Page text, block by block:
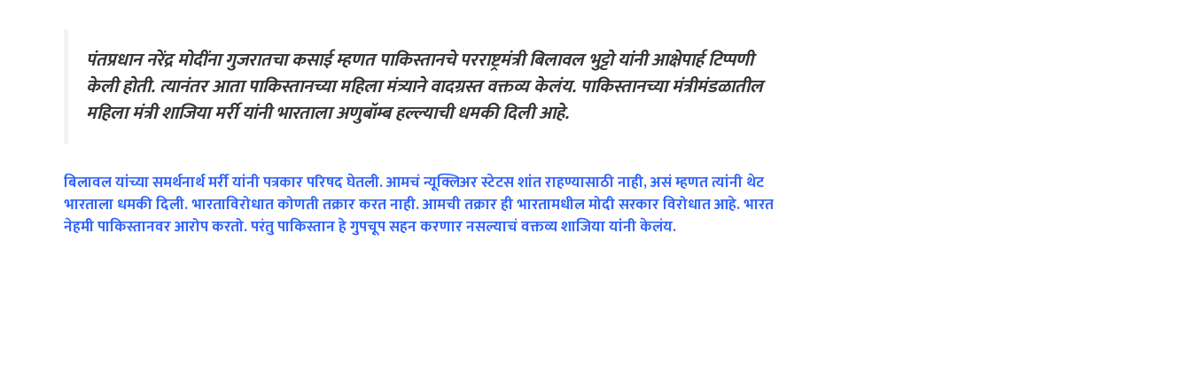
पंतप्रधान नरेंद्र मोदींना गुजरातचा कसाई म्हणत पाकिस्तानचे परराष्ट्रमंत्री बिलावल भुट्टो यांनी आक्षेपार्ह टिप्पणी
केली होती. त्यानंतर आता पाकिस्तानच्या महिला मंत्र्याने वादग्रस्त वक्तव्य केलंय. पाकिस्तानच्या मंत्रीमंडळातील
महिला मंत्री शाजिया मर्री यांनी भारताला अणुबॉम्ब हल्ल्याची धमकी दिली आहे.
बिलावल यांच्या समर्थनार्थ मर्री यांनी पत्रकार परिषद घेतली. आमचं न्यूक्लिअर स्टेटस शांत राहण्यासाठी नाही, असं म्हणत त्यांनी थेट
भारताला धमकी दिली. भारताविरोधात कोणती तक्रार करत नाही. आमची तक्रार ही भारतामधील मोदी सरकार विरोधात आहे. भारत
नेहमी पाकिस्तानवर आरोप करतो. परंतु पाकिस्तान हे गुपचूप सहन करणार नसल्याचं वक्तव्य शाजिया यांनी केलंय.